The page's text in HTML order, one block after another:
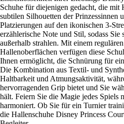
Schuhe für diejenigen gedacht, die mit
subtilen Silhouetten der Prinzessinnen
Platzierungen auf den ikonischen 3-
erzählerische Note und Stil, sodass
außerhalb strahlen. Mit einem
Hallenoberflächen verfügen diese
Ihnen ermöglicht, die Schnürung für
Die Kombination aus Textil- und
Haltbarkeit und Atmungsaktivität,
hervorragenden Grip bietet und Sie
hält. Feiern Sie die Magie jedes Spiels
harmoniert. Ob Sie für ein Turnier
die Hallenschuhe Disney Princess